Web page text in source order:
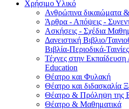
Χρήσιμο Υλικό
Ανθρώπινα δικαιώματα
Άρθρα - Απόψεις -
Ασκήσεις - Σχέδια
Δανειστική Βιβλιο/
Βιβλία-Περιοδικά-Ταινίες
Τέχνες στην
Education
Θέατρο και Φυλακή
Θέατρο και διδασκαλία
Θέατρο & Πρόληψη της
Θέατρο & Μαθηματικά